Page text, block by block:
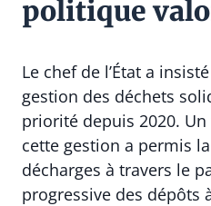
politique
Le chef de l’État a
gestion des déchets
priorité depuis 2020.
cette gestion a permis
décharges à travers le
progressive des dépôts